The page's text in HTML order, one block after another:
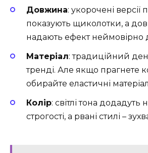
Довжина: укорочені версії
показують щиколотки, а
надають ефект неймовірно
Матеріал: традиційний
тренді. Але якщо прагнете
обирайте еластичні
Колір: світлі тона додадуть
строгості, а рвані стилі –